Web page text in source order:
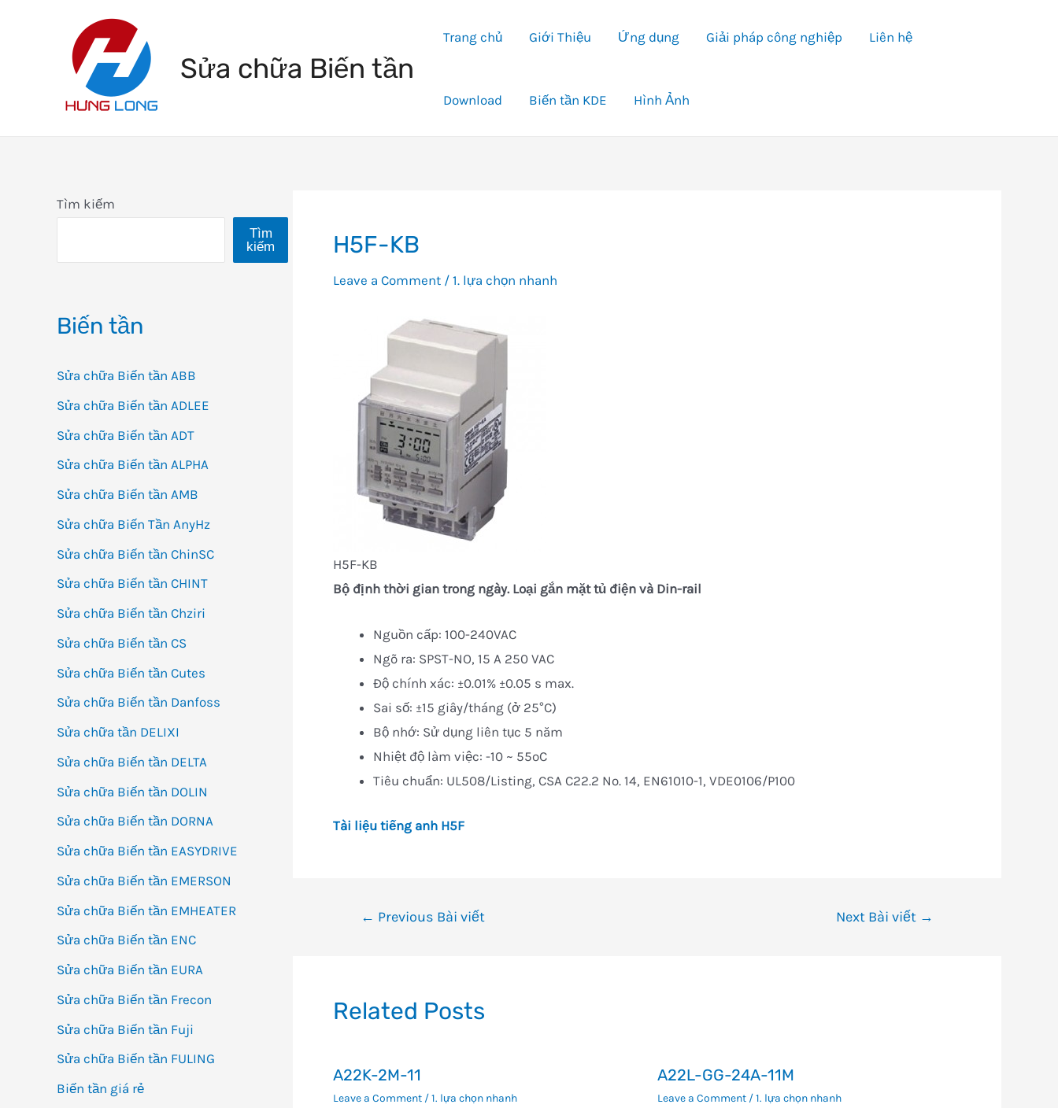
Sửa chữa Biến tần
Trang chủ Giới Thiệu Ứng dụng Giải pháp công nghiệp Liên hệ
Download Biến tần KDE Hình Ảnh
Tìm kiếm
Tìm
kiếm
Biến tần
Sửa chữa Biến tần ABB
Sửa chữa Biến tần ADLEE
Sửa chữa Biến tần ADT
Sửa chữa Biến tần ALPHA
Sửa chữa Biến tần AMB
Sửa chữa Biến Tần AnyHz
Sửa chữa Biến tần ChinSC
Sửa chữa Biến tần CHINT
Sửa chữa Biến tần Chziri
Sửa chữa Biến tần CS
Sửa chữa Biến tần Cutes
Sửa chữa Biến tần Danfoss
Sửa chữa tần DELIXI
Sửa chữa Biến tần DELTA
Sửa chữa Biến tần DOLIN
Sửa chữa Biến tần DORNA
Sửa chữa Biến tần EASYDRIVE
Sửa chữa Biến tần EMERSON
Sửa chữa Biến tần EMHEATER
Sửa chữa Biến tần ENC
Sửa chữa Biến tần EURA
Sửa chữa Biến tần Frecon
Sửa chữa Biến tần Fuji
Sửa chữa Biến tần FULING
Biến tần giá rẻ
H5F-KB
Leave a Comment / 1. lựa chọn nhanh
H5F-KB
Bộ định thời gian trong ngày. Loại gắn mặt tủ điện và Din-rail
Nguồn cấp: 100-240VAC
Ngõ ra: SPST-NO, 15 A 250 VAC
Độ chính xác: ±0.01% ±0.05 s max.
Sai số: ±15 giây/tháng (ở 25°C)
Bộ nhớ: Sử dụng liên tục 5 năm
Nhiệt độ làm việc: -10 ~ 55oC
Tiêu chuẩn: UL508/Listing, CSA C22.2 No. 14, EN61010-1, VDE0106/P100
Tài liệu tiếng anh H5F
Điều← Previous Bài viết Next Bài viết →
Related Posts
A22K-2M-11
Leave a Comment /1. lựa chọn nhanh
A22L-GG-24A-11M
Leave a Comment /1. lựa chọn nhanh